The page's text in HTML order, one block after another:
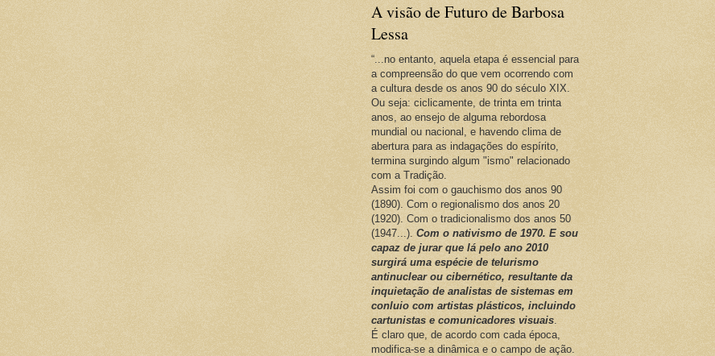
A visão de Futuro de Barbosa
Lessa
“...no entanto, aquela etapa é essencial para
a compreensão do que vem ocorrendo com
a cultura desde os anos 90 do século XIX.
Ou seja: ciclicamente, de trinta em trinta
anos, ao ensejo de alguma rebordosa
mundial ou nacional, e havendo clima de
abertura para as indagações do espírito,
termina surgindo algum "ismo" relacionado
com a Tradição.
Assim foi com o gauchismo dos anos 90
(1890). Com o regionalismo dos anos 20
(1920). Com o tradicionalismo dos anos 50
(1947...). Com o nativismo de 1970. E sou
capaz de jurar que lá pelo ano 2010
surgirá uma espécie de telurismo
antinuclear ou cibernético, resultante da
inquietação de analistas de sistemas em
conluio com artistas plásticos, incluindo
cartunistas e comunicadores visuais.
É claro que, de acordo com cada época,
modifica-se a dinâmica e o campo de ação.